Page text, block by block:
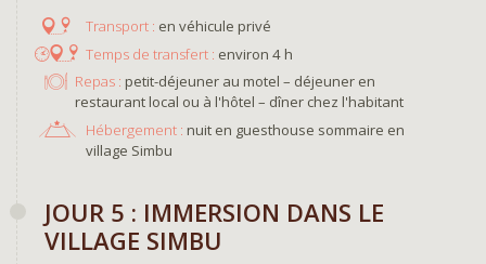
en véhicule privé
environ 4 h
Repas : petit-déjeuner au motel – déjeuner en
restaurant local ou à l'hôtel – dîner chez l'habitant
Hébergement : nuit en guesthouse sommaire en
village Simbu
​JOUR 5 : IMMERSION DANS LE
VILLAGE SIMBU